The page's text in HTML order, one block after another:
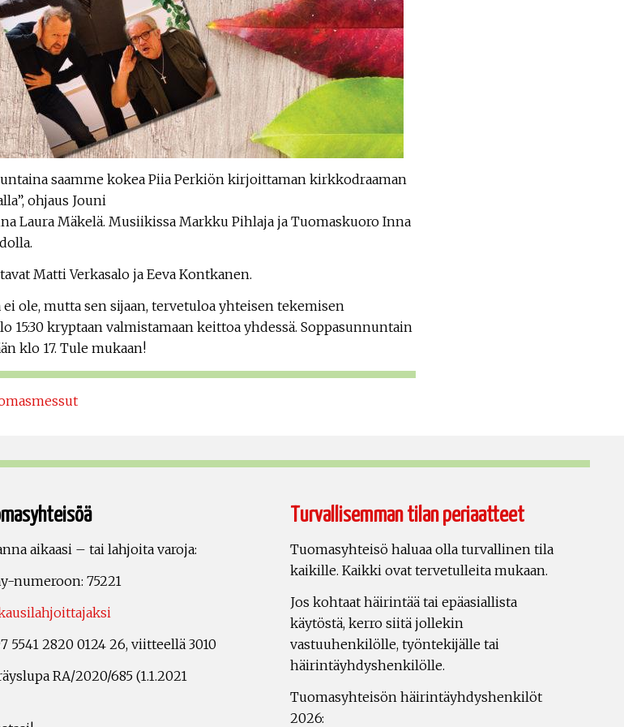
saamme kokea Piia Perkiön kirjoittaman kirkkodraaman
ohjaus Jouni
Laura Mäkelä. Musiikissa Markku Pihlaja ja Tuomaskuoro Inna
Matti Verkasalo ja Eeva Kontkanen.
ole, mutta sen sijaan, tervetuloa yhteisen tekemisen
15:30 kryptaan valmistamaan keittoa yhdessä. Soppasunnuntain
klo 17. Tule mukaan!
aikaasi – tai lahjoita varoja:
numeroon: 75221
5541 2820 0124 26, viitteellä 3010
RA/2020/685 (1.1.2021
Turvallisemman tilan periaatteet
Tuomasyhteisö haluaa olla turvallinen tila
kaikille. Kaikki ovat tervetulleita mukaan.
Jos kohtaat häirintää tai epäasiallista
käytöstä, kerro siitä jollekin
vastuuhenkilölle, työntekijälle tai
häirintäyhdyshenkilölle.
Tuomasyhteisön häirintäyhdyshenkilöt
2026: